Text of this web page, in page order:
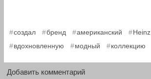
создал бренд американский Heinz
вдохновленную модный коллекцию
Добавить комментарий